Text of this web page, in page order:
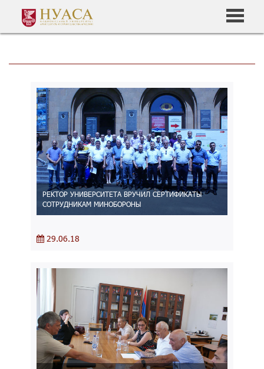
РЕКТОР УНИВЕРСИТЕТА ВРУЧИЛ СЕРТИФИКАТЫ
СОТРУДНИКАМ МИНОБОРОНЫ
29.06.18